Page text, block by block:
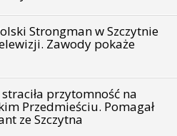
Strongman w Szczytnie
Zawody pokaże
przytomność na
Przedmieściu. Pomagał
ze Szczytna